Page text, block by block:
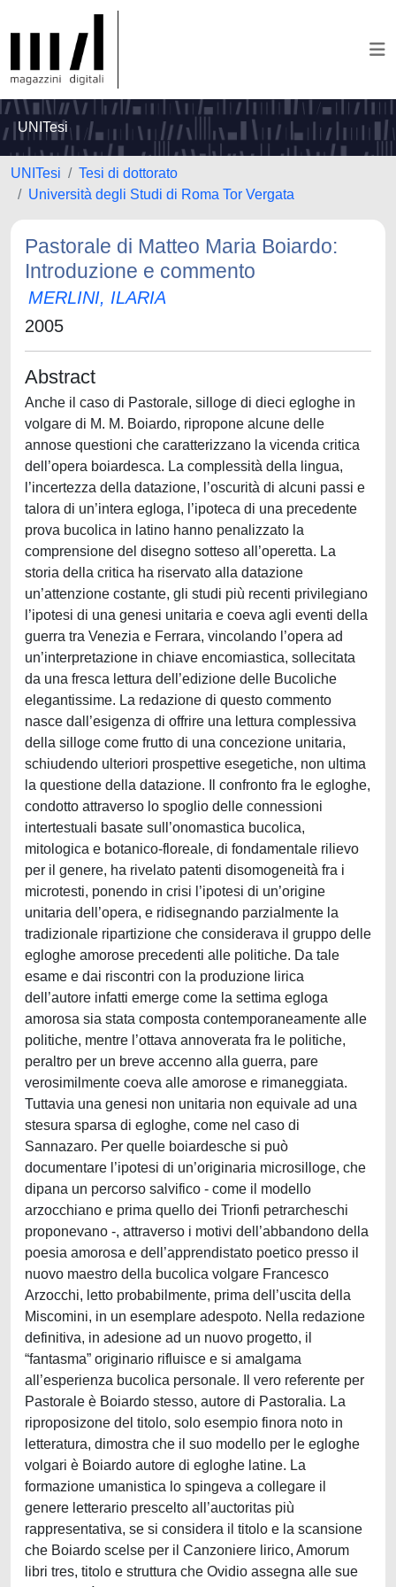
UNITesi
UNITesi
Tesi di dottorato
Università degli Studi di Roma Tor Vergata
Pastorale di Matteo Maria Boiardo:
Introduzione e commento
MERLINI, ILARIA
2005
Abstract
Anche il caso di Pastorale, silloge di dieci egloghe in
volgare di M. M. Boiardo, ripropone alcune delle
annose questioni che caratterizzano la vicenda critica
dell’opera boiardesca. La complessità della lingua,
l’incertezza della datazione, l’oscurità di alcuni passi e
talora di un’intera egloga, l’ipoteca di una precedente
prova bucolica in latino hanno penalizzato la
comprensione del disegno sotteso all’operetta. La
storia della critica ha riservato alla datazione
un’attenzione costante, gli studi più recenti privilegiano
l’ipotesi di una genesi unitaria e coeva agli eventi della
guerra tra Venezia e Ferrara, vincolando l’opera ad
un’interpretazione in chiave encomiastica, sollecitata
da una fresca lettura dell’edizione delle Bucoliche
elegantissime. La redazione di questo commento
nasce dall’esigenza di offrire una lettura complessiva
della silloge come frutto di una concezione unitaria,
schiudendo ulteriori prospettive esegetiche, non ultima
la questione della datazione. Il confronto fra le egloghe,
condotto attraverso lo spoglio delle connessioni
intertestuali basate sull’onomastica bucolica,
mitologica e botanico-floreale, di fondamentale rilievo
per il genere, ha rivelato patenti disomogeneità fra i
microtesti, ponendo in crisi l’ipotesi di un’origine
unitaria dell’opera, e ridisegnando parzialmente la
tradizionale ripartizione che considerava il gruppo delle
egloghe amorose precedenti alle politiche. Da tale
esame e dai riscontri con la produzione lirica
dell’autore infatti emerge come la settima egloga
amorosa sia stata composta contemporaneamente alle
politiche, mentre l’ottava annoverata fra le politiche,
peraltro per un breve accenno alla guerra, pare
verosimilmente coeva alle amorose e rimaneggiata.
Tuttavia una genesi non unitaria non equivale ad una
stesura sparsa di egloghe, come nel caso di
Sannazaro. Per quelle boiardesche si può
documentare l’ipotesi di un’originaria microsilloge, che
dipana un percorso salvifico - come il modello
arzocchiano e prima quello dei Trionfi petrarcheschi
proponevano -, attraverso i motivi dell’abbandono della
poesia amorosa e dell’apprendistato poetico presso il
nuovo maestro della bucolica volgare Francesco
Arzocchi, letto probabilmente, prima dell’uscita della
Miscomini, in un esemplare adespoto. Nella redazione
definitiva, in adesione ad un nuovo progetto, il
“fantasma” originario rifluisce e si amalgama
all’esperienza bucolica personale. Il vero referente per
Pastorale è Boiardo stesso, autore di Pastoralia. La
riproposizone del titolo, solo esempio finora noto in
letteratura, dimostra che il suo modello per le egloghe
volgari è Boiardo autore di egloghe latine. La
formazione umanistica lo spingeva a collegare il
genere letterario prescelto all’auctoritas più
rappresentativa, se si considera il titolo e la scansione
che Boiardo scelse per il Canzoniere lirico, Amorum
libri tres, titolo e struttura che Ovidio assegna alle sue